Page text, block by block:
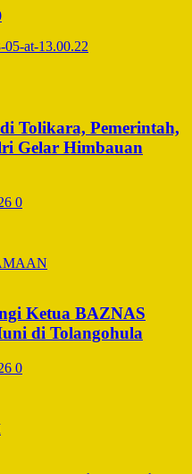
Tolikara, Pemerintah,
Gelar Himbauan
0
Ketua BAZNAS
di Tolangohula
0